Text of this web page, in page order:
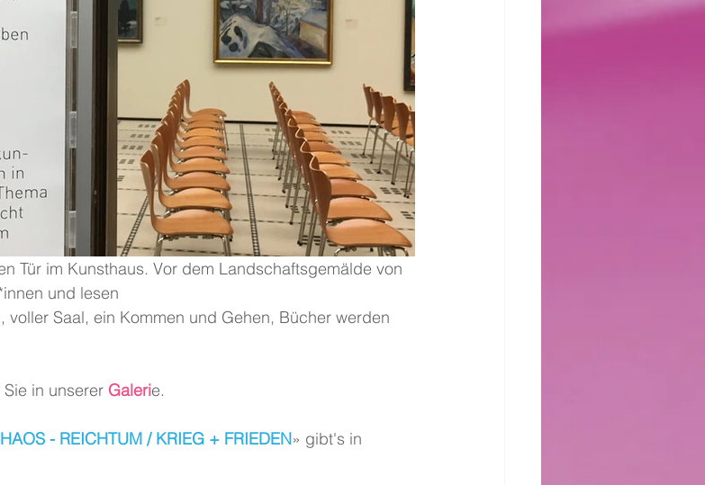
und lesen
Saal, ein Kommen und Gehen, Bücher werden
in unserer Galerie.
- REICHTUM / KRIEG + FRIEDEN» gibt's in